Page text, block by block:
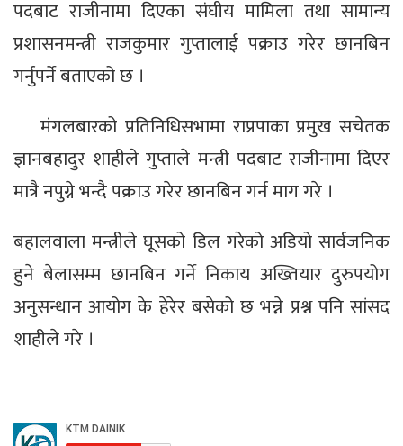
पदबाट राजीनामा दिएका संघीय मामिला तथा सामान्य
प्रशासनमन्त्री राजकुमार गुप्तालाई पक्राउ गरेर छानबिन
गर्नुपर्ने बताएको छ ।
मंगलबारको प्रतिनिधिसभामा राप्रपाका प्रमुख सचेतक
ज्ञानबहादुर शाहीले गुप्ताले मन्त्री पदबाट राजीनामा दिएर
मात्रै नपुग्ने भन्दै पक्राउ गरेर छानबिन गर्न माग गरे ।
बहालवाला मन्त्रीले घूसको डिल गरेको अडियो सार्वजनिक
हुने बेलासम्म छानबिन गर्ने निकाय अख्तियार दुरुपयोग
अनुसन्धान आयोग के हेरेर बसेको छ भन्ने प्रश्न पनि सांसद
शाहीले गरे ।